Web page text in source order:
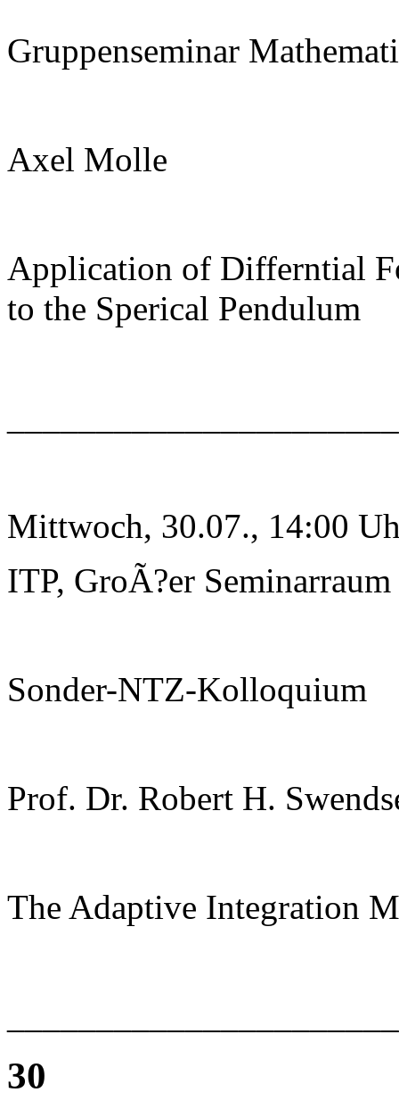
Gruppenseminar
Axel Molle
Application of Differntial
to the Sperical Pendulum
Mittwoch, 30.07., 14:00
ITP, GroÃ?er Seminarraum
Sonder-NTZ-Kolloquium
Prof. Dr. Robert H.
The Adaptive Integration
30